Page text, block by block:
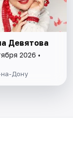
Девятова
2026 •
Дону